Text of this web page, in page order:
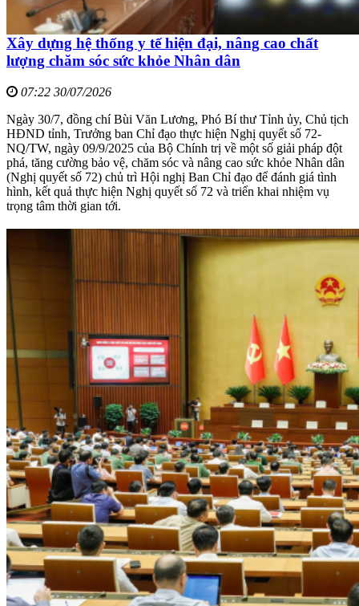
Xây dựng hệ thống y tế hiện đại, nâng cao chất
lượng chăm sóc sức khỏe Nhân dân
07:22 30/07/2026
Ngày 30/7, đồng chí Bùi Văn Lương, Phó Bí thư Tỉnh ủy, Chủ tịch
HĐND tỉnh, Trưởng ban Chỉ đạo thực hiện Nghị quyết số 72-
NQ/TW, ngày 09/9/2025 của Bộ Chính trị về một số giải pháp đột
phá, tăng cường bảo vệ, chăm sóc và nâng cao sức khỏe Nhân dân
(Nghị quyết số 72) chủ trì Hội nghị Ban Chỉ đạo để đánh giá tình
hình, kết quả thực hiện Nghị quyết số 72 và triển khai nhiệm vụ
trọng tâm thời gian tới.